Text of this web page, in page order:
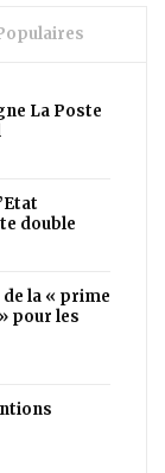
La Poste
double
de la « prime
pour les